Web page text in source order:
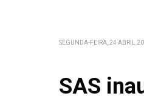
SEGUNDA-FEIRA, 24 ABRIL
SAS